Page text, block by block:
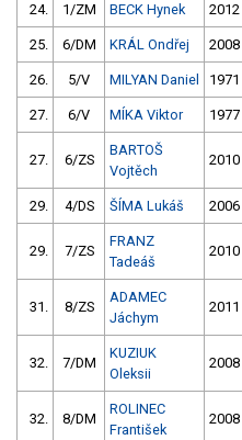
24. 1/ZM BECK Hynek 2012
25. 6/DM KRÁL Ondřej 2008
26. 5/V MILYAN Daniel 1971
27. 6/V MÍKA Viktor 1977
27. 6/ZS
BARTOŠ
Vojtěch
2010
29. 4/DS ŠÍMA Lukáš 2006
29. 7/ZS
FRANZ
Tadeáš
2010
31. 8/ZS
ADAMEC
Jáchym
2011
32. 7/DM
KUZIUK
Oleksii
2008
32. 8/DM
ROLINEC
František
2008